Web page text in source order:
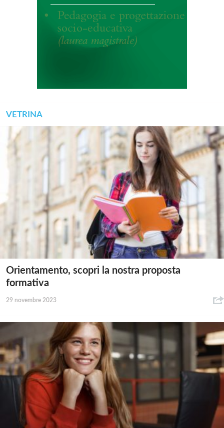
VETRINA
Orientamento, scopri la nostra proposta
formativa
29 novembre 2023